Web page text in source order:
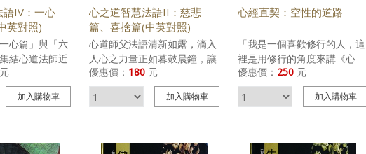
行佛事，梁皇
壇，入壇者必
稱大壇。此壇
寶懺》，讓拜
惡業，進至明
先與冤親債
心與菩提心。
會間，虔心修
多了。
sources of their daily
distress, and to empower
their emotional lives as well
as personal happiness. The
Buddhist Voyage Beyond
Death provides an answer
to those grappling with their
life difficulties amid negative
anger, and insecurity. Ven.
球、愛和平」的方向努力。
語IV：一心
英對照)
心篇」與「六
結心道法師近
六度」六項生
開示語錄，闡
，工作即修
活原則包括:
元
加入購物車
心之道智慧法語II：慈悲
篇、喜捨篇(中英對照)
心道師父法語清新如露，滴入
人心之力量正如暮鼓晨鐘，讓
人在煩惱當下豁然開朗，開啟
自性明徹的一方天空。閱讀心
道師父法語，可以讓個人內修
行。
優惠價： 180 元
加入購物車
心經直契：空性的道路
「我是一個喜歡修行的人，這
裡是用修行的角度來講《心
經》，希望這份心得對想要修
行的人都用得上，對實修時能
有所利益！」──心道法師 讓
念作一個矯正，讓我們從文字
優惠價： 250 元
加入購物車